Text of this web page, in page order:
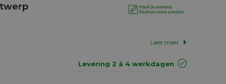
Lees meer
Levering 2 à 4 werkdagen